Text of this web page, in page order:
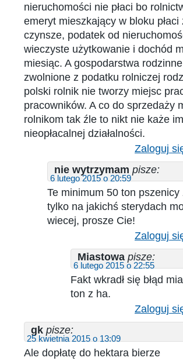
nieruchomości nie płaci bo
emeryt mieszkający w bloku
czynsze, podatek od
wieczyste użytkowanie i dochód
miesiąc. A gospodarstwa
zwolnione z podatku rolniczej
polski rolnik nie tworzy miejsc
pracowników. A co do sprzedaży
rolnikom tak źle to nikt nie każe
nieopłacalnej działalności.
Zaloguj
nie wytrzymam pisze:
6 lutego 2015 o 20:59
Te minimum 50 ton
tylko na jakichś sterydach
wiecej, prosze Cie!
Zaloguj
Miastowa pisze:
6 lutego 2015 o 22:55
Fakt wkradł się błąd
ton z ha.
Zaloguj
gk pisze:
25 kwietnia 2015 o 13:09
Ale dopłatę do hektara bierze